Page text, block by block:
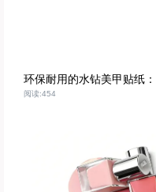
环保耐用的水钻美甲贴纸
阅读:454